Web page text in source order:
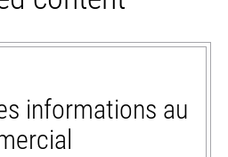
informations au